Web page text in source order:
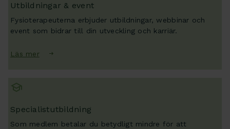
Utbildningar & event
Fysioterapeuterna erbjuder utbildningar, webbinar och
event som bidrar till din utveckling och karriär.
Läs mer
Specialistutbildning
Som medlem betalar du betydligt mindre för att